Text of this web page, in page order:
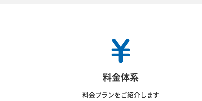
料金体系
料金プランをご紹介します